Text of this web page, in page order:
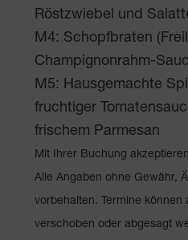
Röstzwiebel und
M4: Schopfbraten
Champignonrahm-
M5: Hausgemachte
fruchtiger
frischem Parmesan
Mit Ihrer Buchung
Alle Angaben ohne Gewähr,
vorbehalten. Termine können
verschoben oder abgesagt